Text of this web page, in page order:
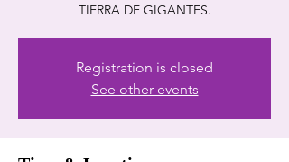
TIERRA DE GIGANTES.
Registration is closed
See other events